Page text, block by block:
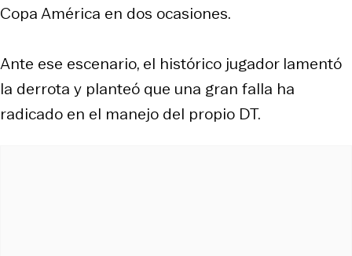
Copa América en dos ocasiones.
Ante ese escenario, el histórico jugador lamentó
la derrota y planteó que una gran falla ha
radicado en el manejo del propio DT.